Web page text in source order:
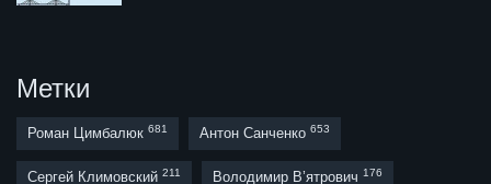
Метки
Роман Цимбалюк 681 Антон Санченко 653
Сергей Климовский 211 Володимир В’ятрович 176